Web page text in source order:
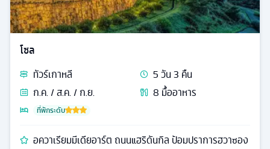
โซล
ทัวร์เกาหลี 5วัน3 คืน
ก.ค. / ส.ค. / ก.ย.
8 มื้ออาหาร
ที่พักระดับ
อควาเรียมมีเดียอาร์ต ถนนแฮริดันกิล ป้อมปราการฮวาซอง